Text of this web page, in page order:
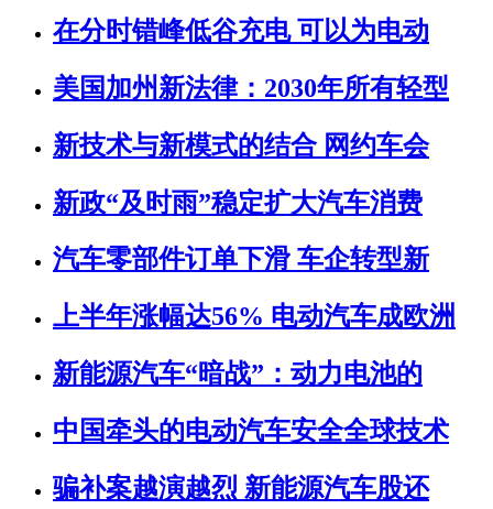
在分时错峰低谷充电 可以为电动
美国加州新法律：2030年所有轻型
新技术与新模式的结合 网约车会
新政“及时雨”稳定扩大汽车消费
汽车零部件订单下滑 车企转型新
上半年涨幅达56% 电动汽车成欧洲
新能源汽车“暗战”：动力电池的
中国牵头的电动汽车安全全球技术
骗补案越演越烈 新能源汽车股还